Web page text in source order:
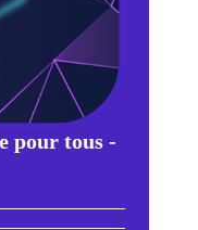
pour tous -